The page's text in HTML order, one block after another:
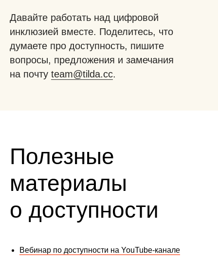
Отсутствие руки
Перелом руки
СИТУАТИВНОЕ
ВРЕМЕННОЕ
Немота
Ларингит
СИТУАТИВНОЕ
ВРЕМЕННОЕ
Глухота
Отит
СИТУАТИВНОЕ
ВРЕМЕННОЕ
Дислексия, СДВГ
Черепно-мозговая травма
СИТУАТИВНОЕ
ВРЕМЕННОЕ
Давайте работать над цифровой
инклюзией вместе. Поделитесь, что
думаете про доступность, пишите
вопросы, предложения и замечания
на почту team@tilda.cc.
Полезные
материалы
о доступности
Вебинар по доступности на YouTube-канале